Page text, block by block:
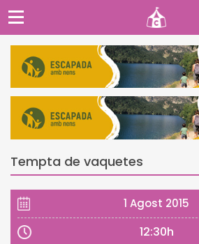
Tempta de vaquetes
1 Agost 2015
12:30h